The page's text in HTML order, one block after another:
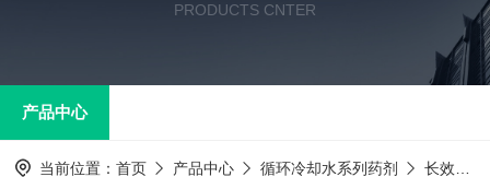
PRODUCTS CNTER
产品中心
当前位置： 首页 产品中心 循环冷却水系列药剂 长效防冻液